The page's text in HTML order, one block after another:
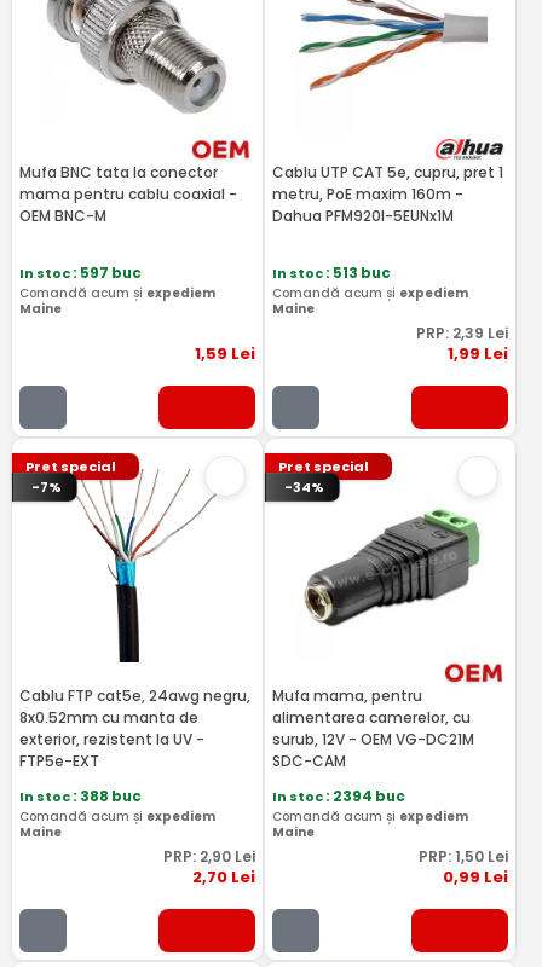
Mufa BNC tata la conector
mama pentru cablu coaxial -
OEM BNC-M
In stoc: 597 buc
Comandă acum și expediem
Maine
1,59 Lei
Cablu UTP CAT 5e, cupru, pret 1
metru, PoE maxim 160m -
Dahua PFM920I-5EUNx1M
In stoc: 513 buc
Comandă acum și expediem
Maine
PRP: 2,39 Lei
1,99 Lei
Pret special
-7%
Cablu FTP cat5e, 24awg negru,
8x0.52mm cu manta de
exterior, rezistent la UV -
FTP5e-EXT
In stoc: 388 buc
Comandă acum și expediem
Maine
PRP: 2,90Lei
2,70Lei
Pret special
-34%
Mufa mama, pentru
alimentarea camerelor, cu
surub, 12V - OEM VG-DC21M
SDC-CAM
In stoc: 2394 buc
Comandă acum și expediem
Maine
PRP: 1,50 Lei
0,99 Lei